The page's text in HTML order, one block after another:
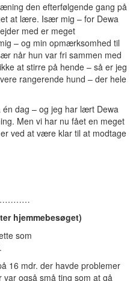
den efterfølgende gang på
at lære. Især mig – for Dewa
med er meget
– og min opmærksomhed til
når hun var fri sammen med
at stirre på hende – så er jeg
rangerende hund – der hele
én dag – og jeg har lært Dewa
Men vi har nu fået en meget
ved at være klar til at modtage
hjemmebesøget)
som
16 mdr. der havde problemer
også små ting som at gå